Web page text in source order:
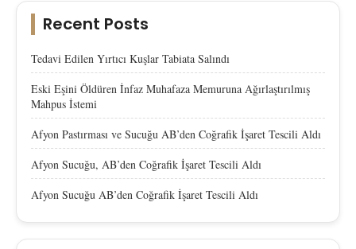
Recent Posts
Tedavi Edilen Yırtıcı Kuşlar Tabiata Salındı
Eski Eşini Öldüren İnfaz Muhafaza Memuruna Ağırlaştırılmış
Mahpus İstemi
Afyon Pastırması ve Sucuğu AB’den Coğrafik İşaret Tescili Aldı
Afyon Sucuğu, AB’den Coğrafik İşaret Tescili Aldı
Afyon Sucuğu AB’den Coğrafik İşaret Tescili Aldı